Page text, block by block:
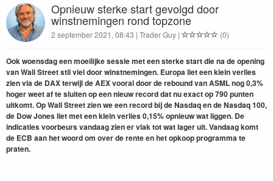
Opnieuw sterke start gevolgd door
winstnemingen rond topzone
2 september 2021, 08:43 | Trader Guy | (0)
Ook woensdag een moeilijke sessie met een sterke start die na de opening
van Wall Street stil viel door winstnemingen. Europa liet een klein verlies
zien via de DAX terwijl de AEX vooral door de rebound van ASML nog 0,3%
hoger weet af te sluiten op een nieuw record dat nu exact op 790 punten
uitkomt. Op Wall Street zien we een record bij de Nasdaq en de Nasdaq 100,
de Dow Jones liet met een klein verlies 0,15% opnieuw wat liggen. De
indicaties voorbeurs vandaag zien er vlak tot wat lager uit. Vandaag komt
de ECB aan het woord om over de rente en het opkoop programma te
praten.